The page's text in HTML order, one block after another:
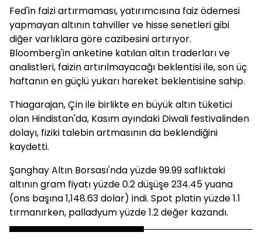
Fed'in faizi artırmaması, yatırımcısına faiz ödemesi
yapmayan altının tahviller ve hisse senetleri gibi
diğer varlıklara göre cazibesini artırıyor.
Bloomberg'in anketine katılan altın traderları ve
analistleri, faizin artırılmayacağı beklentisi ile, son üç
haftanın en güçlü yukarı hareket beklentisine sahip.
Thiagarajan, Çin ile birlikte en büyük altın tüketici
olan Hindistan'da, Kasım ayındaki Diwali festivalinden
dolayı, fiziki talebin artmasının da beklendiğini
kaydetti.
Şanghay Altın Borsası'nda yüzde 99.99 saflıktaki
altının gram fiyatı yüzde 0.2 düşüşe 234.45 yuana
(ons başına 1,148.63 dolar) indi. Spot platin yüzde 1.1
tırmanırken, palladyum yüzde 1.2 değer kazandı.